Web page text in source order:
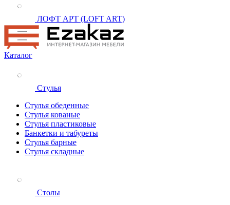
ЛОФТ АРТ (LOFT ART)
Каталог
Стулья
Стулья обеденные
Стулья кованые
Стулья пластиковые
Банкетки и табуреты
Стулья барные
Стулья складные
Столы